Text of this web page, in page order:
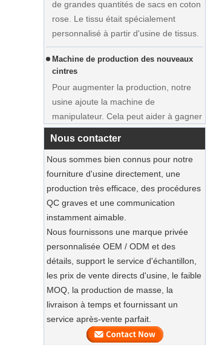
Afficher la robe de mariée
personnalisée Velvet Henter
Vêtements Fabricant
Luxury Custom Natural Televass
Garment Cotton Dust Sac
Fournisseur d'usine
personnalisé à partir d'usine de tissus.
Machine de production des nouveaux
cintres
Pour augmenter la production, notre
manipulateur. Cela peut aider à gagner
du temps et de rentrer efficacement.
Exposition en France
Notre usine a participé à l'exposition en
France. Nos produits étaient populaires
Les bacs de jute durables dominent
2025 Holiday Shopping‌
Nos sacs fourre-tout de jute sont des
incontournables de cette saison.
Cintres de combinaison en bois durable
Préservez vos costumes avec des sacs
Notre usine peut offrir des sacs de
Nous contacter
Nous sommes bien connus pour notre
fourniture d'usine directement, une
production très efficace, des procédures
QC graves et une communication
instamment aimable.
Nous fournissons une marque privée
personnalisée OEM / ODM et des
détails, support le service d'échantillon,
les prix de vente directs d'usine, le faible
MOQ, la production de masse, la
livraison à temps et fournissant un
service après-vente parfait.